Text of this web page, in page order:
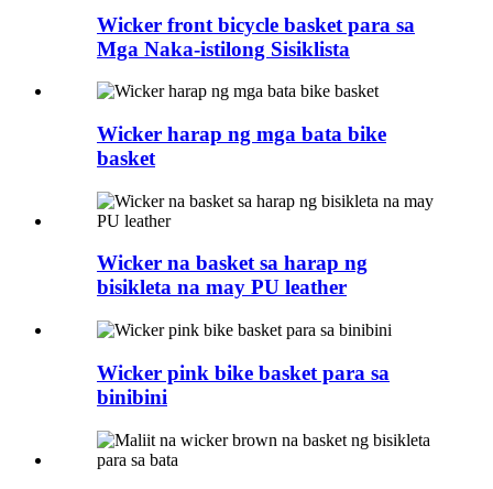
Wicker front bicycle basket para sa
Mga Naka-istilong Sisiklista
Wicker harap ng mga bata bike
basket
Wicker na basket sa harap ng
bisikleta na may PU leather
Wicker pink bike basket para sa
binibini